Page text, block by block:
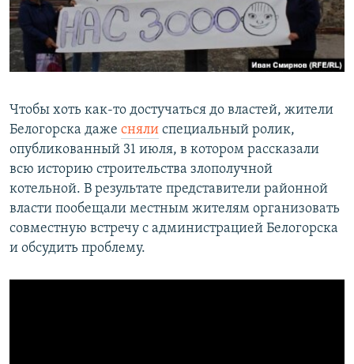
Чтобы хоть как-то достучаться до властей, жители
Белогорска даже сняли специальный ролик,
опубликованный 31 июля, в котором рассказали
всю историю строительства злополучной
котельной. В результате представители районной
власти пообещали местным жителям организовать
совместную встречу с администрацией Белогорска
и обсудить проблему.